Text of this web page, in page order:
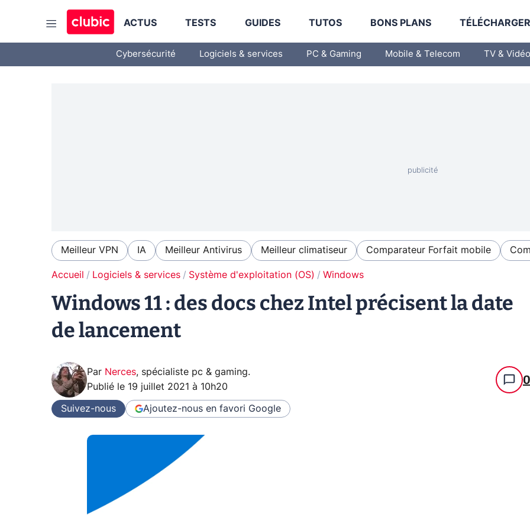
ACTUS TESTS GUIDES TUTOS BONS PLANS
Cybersécurité Logiciels & services PC & Gaming Mobile & Telecom TV & Vidéo
Meilleur VPN IA Meilleur Antivirus Meilleur climatiseur Comparateur Forfait mobile
Accueil Logiciels & services Système d'exploitation (OS) Windows
Windows 11 : des docs chez Intel précisent la date
de lancement
Par Nerces, spécialiste pc & gaming.
Publié le 19 juillet 2021 à 10h20 0
Suivez-nous Ajoutez-nous en favori Google